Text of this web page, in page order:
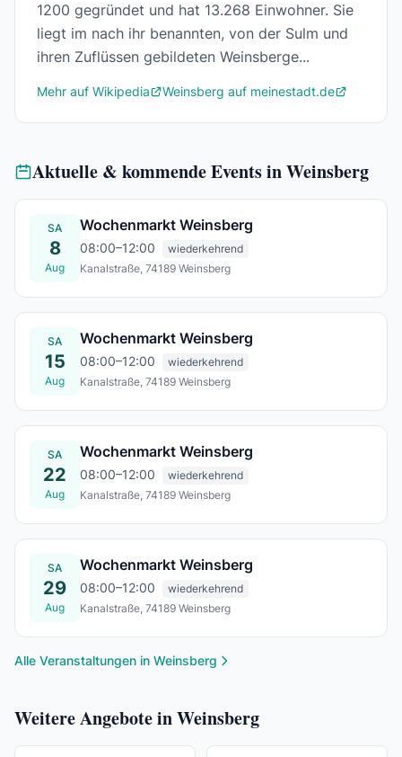
1200 gegründet und hat 13.268 Einwohner. Sie
liegt im nach ihr benannten, von der Sulm und
ihren Zuflüssen gebildeten Weinsberge...
Mehr auf Wikipedia Weinsberg auf meinestadt.de
Aktuelle & kommende Events in Weinsberg
SA
8
Aug
Wochenmarkt Weinsberg
08:00–12:00
wiederkehrend
Kanalstraße, 74189 Weinsberg
SA
15
Aug
Wochenmarkt Weinsberg
08:00–12:00
wiederkehrend
Kanalstraße, 74189 Weinsberg
SA
22
Aug
Wochenmarkt Weinsberg
08:00–12:00
wiederkehrend
Kanalstraße, 74189 Weinsberg
SA
29
Aug
Wochenmarkt Weinsberg
08:00–12:00
wiederkehrend
Kanalstraße, 74189 Weinsberg
Alle Veranstaltungen in Weinsberg
Weitere Angebote in Weinsberg